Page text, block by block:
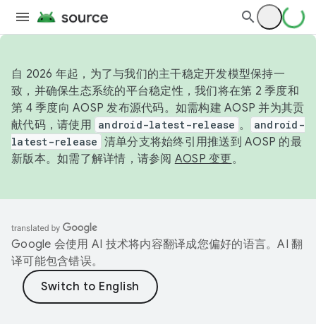
自 2026 年起，为了与我们的主干稳定开发模型保持一
致，并确保生态系统的平台稳定性，我们将在第 2 季度和
第 4 季度向 AOSP 发布源代码。如需构建 AOSP 并为其贡
献代码，请使用 android-latest-release 。
android-
latest-release 清单分支将始终引用推送到 AOSP 的最
新版本。如需了解详情，请参阅 AOSP 变更。
Google 会使用 AI 技术将内容翻译成您偏好的语言。AI 翻
译可能包含错误。